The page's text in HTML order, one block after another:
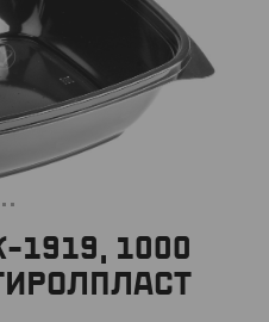
1919, 1000